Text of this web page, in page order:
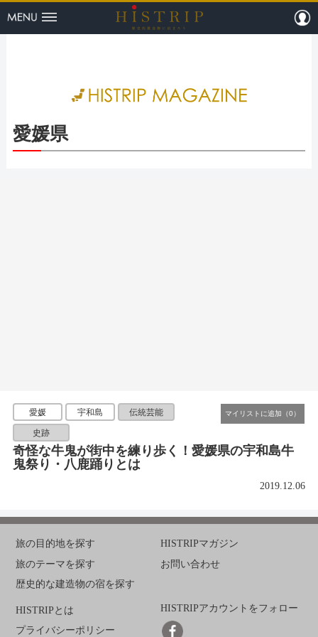
HISTRIP（
愛媛県
愛媛 宇和島 伝統芸能
史跡
奇怪な牛鬼が街中を練り歩く！愛媛県の宇和島牛
鬼祭り・八鹿踊りとは
2019.12.06
旅の目的地を探す
旅のテーマを探す
歴史的な建造物の宿を探す
HISTRIPマガジン
お問い合わせ
HISTRIPとは
プライバシーポリシー
HISTRIPアカウントをフォロー